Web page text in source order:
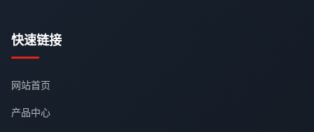
快速链接
网站首页
产品中心